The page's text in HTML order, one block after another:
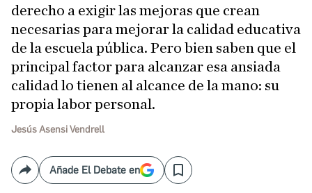
derecho a exigir las mejoras que crean
necesarias para mejorar la calidad educativa
de la escuela pública. Pero bien saben que el
principal factor para alcanzar esa ansiada
calidad lo tienen al alcance de la mano: su
propia labor personal.
Jesús Asensi Vendrell
CompartirAñade El Debate en Save